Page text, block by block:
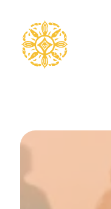
เนื้อหา